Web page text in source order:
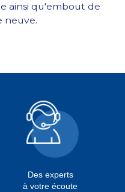
ainsi qu'embout de
neuve.
Des experts
à votre écoute